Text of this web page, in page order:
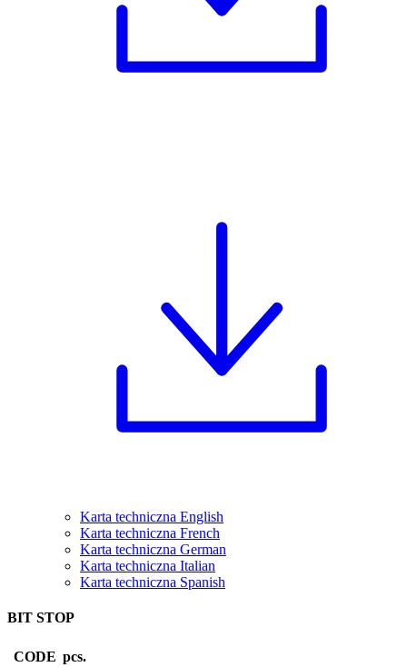
Karta techniczna English
Karta techniczna French
Karta techniczna German
Karta techniczna Italian
Karta techniczna Spanish
BIT STOP
CODE pcs.